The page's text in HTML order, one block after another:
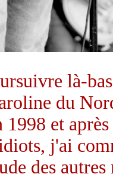
là-
du
1998 et
j'ai
des